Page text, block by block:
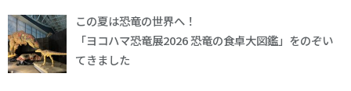
この夏は恐竜の世界へ！
「ヨコハマ恐竜展2026 恐竜の食卓大図鑑」をのぞい
てきました